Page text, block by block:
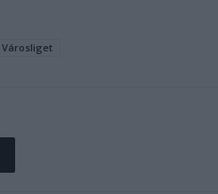
Városliget